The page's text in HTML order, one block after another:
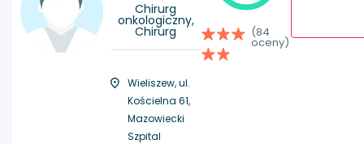
Chirurg
onkologiczny,
Chirurg
Wieliszew, ul.
Kościelna 61,
Mazowiecki
Szpital
(84
oceny)